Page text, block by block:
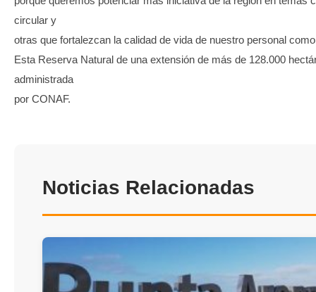
circular y
otras que fortalezcan la calidad de vida de nuestro personal
Esta Reserva Natural de una extensión de más de 128.000
administrada
por CONAF.
Noticias Relacionadas